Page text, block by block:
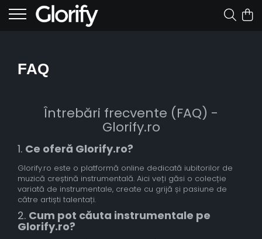
FAQ
Întrebări frecvente (FAQ) -
Glorify.ro
1. Ce oferă Glorify.ro?
Glorify.ro este o platformă online dedicată iubitorilor de
muzică creștină instrumentală. Aici veți găsi o colecție
variată de instrumentale, create cu grijă și pasiune de
către artiști talentați.
2. Cum pot căuta instrumentale pe
Glorify.ro?